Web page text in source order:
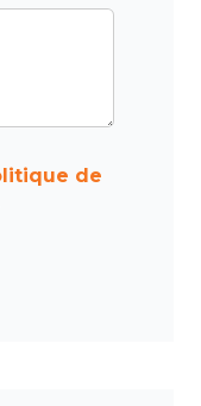
de